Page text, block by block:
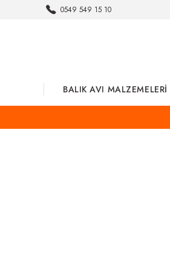
0549 549 15 10
BALIK AVI MALZEMELERİ